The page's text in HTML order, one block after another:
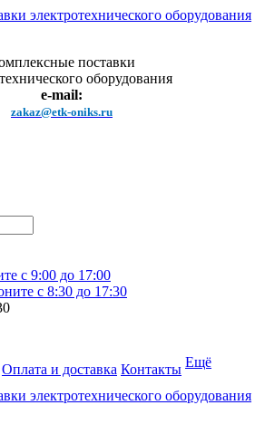
поставки
оборудования
e-mail:
zakaz@etk-oniks.ru
с 9:00 до 17:00
с 8:30 до 17:30
Оплата и доставка Контакты Ещё